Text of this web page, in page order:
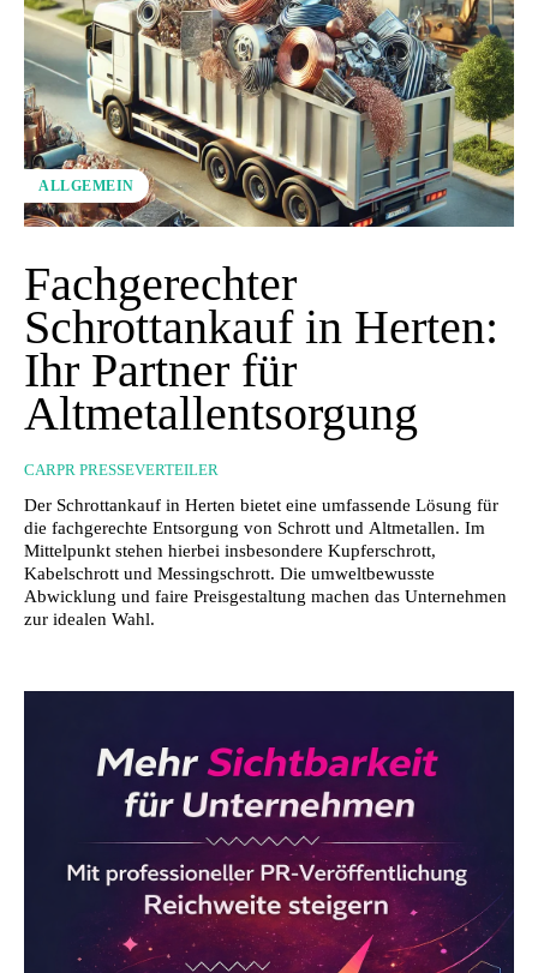
ALLGEMEIN
Fachgerechter
Schrottankauf in Herten:
Ihr Partner für
Altmetallentsorgung
CARPR PRESSEVERTEILER
Der Schrottankauf in Herten bietet eine umfassende Lösung für
die fachgerechte Entsorgung von Schrott und Altmetallen. Im
Mittelpunkt stehen hierbei insbesondere Kupferschrott,
Kabelschrott und Messingschrott. Die umweltbewusste
Abwicklung und faire Preisgestaltung machen das Unternehmen
zur idealen Wahl.